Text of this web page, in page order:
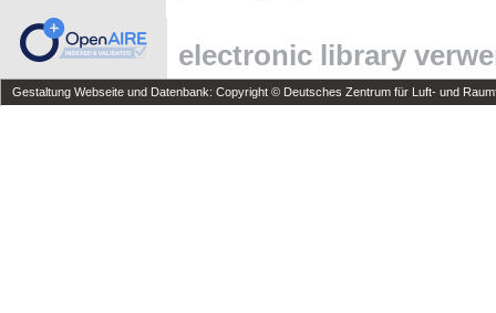
electronic library
Gestaltung Webseite und Datenbank: Copyright © Deutsches Zentrum für Luft- und